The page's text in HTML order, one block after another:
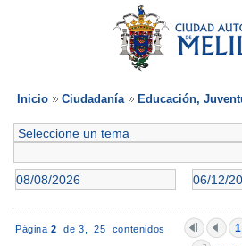
Inicio Ciudadanía Educación,
Página 2 de 3,25 contenidos 1